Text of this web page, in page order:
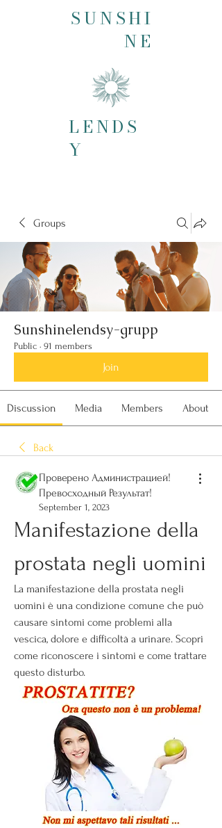
SUNSHI
NE
LENDS
Y
Groups
Sunshinelendsy-grupp
Public · 91 members
Join
Discussion Media Members About
Back
Проверено Администрацией!
Превосходный Результат!
September 1, 2023
Manifestazione della
prostata negli uomini
La manifestazione della prostata negli
uomini è una condizione comune che può
causare sintomi come problemi alla
vescica, dolore e difficoltà a urinare. Scopri
come riconoscere i sintomi e come trattare
questo disturbo.